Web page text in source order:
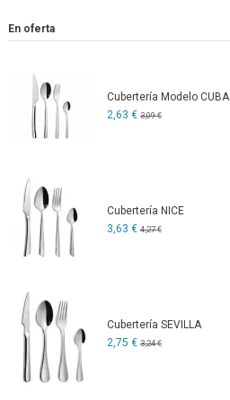
En oferta
Cubertería Modelo CUBA
2,63 € 3,09 €
Cubertería NICE
3,63 € 4,27 €
Cubertería SEVILLA
2,75 € 3,24 €